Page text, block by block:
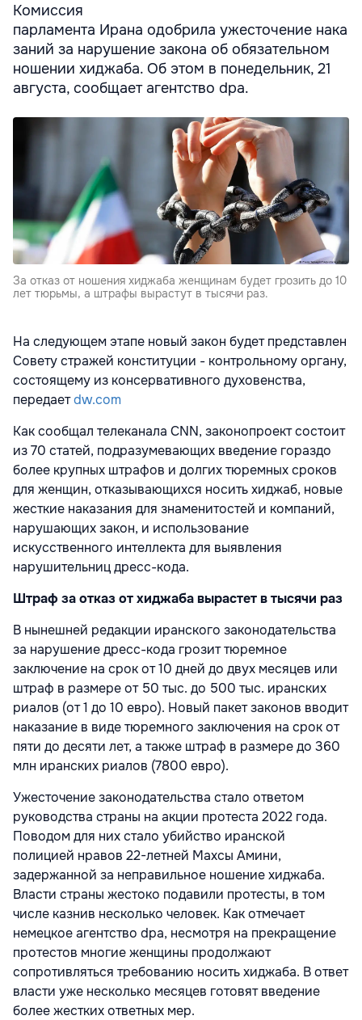
Комиссия
парламента Ирана одобрила ужесточение нака
заний за нарушение закона об обязательном
ношении хиджаба. Об этом в понедельник, 21
августа, сообщает агентство dpa.
За отказ от ношения хиджаба женщинам будет грозить до 10
лет тюрьмы, а штрафы вырастут в тысячи раз.
На следующем этапе новый закон будет представлен
Совету стражей конституции - контрольному органу,
состоящему из консервативного духовенства,
передаетdw.com
Как сообщал телеканала CNN, законопроект состоит
из 70 статей, подразумевающих введение гораздо
более крупных штрафов и долгих тюремных сроков
для женщин, отказывающихся носить хиджаб, новые
жесткие наказания для знаменитостей и компаний,
нарушающих закон, и использование
искусственного интеллекта для выявления
нарушительниц дресс-кода.
Штраф за отказ от хиджаба вырастет в тысячи раз
В нынешней редакции иранского законодательства
за нарушение дресс-кода грозит тюремное
заключение на срок от 10 дней до двух месяцев или
штраф в размере от 50 тыс. до 500 тыс. иранских
риалов (от 1 до 10 евро). Новый пакет законов вводит
наказание в виде тюремного заключения на срок от
пяти до десяти лет, а также штраф в размере до 360
млн иранских риалов (7800 евро).
Ужесточение законодательства стало ответом
руководства страны на акции протеста 2022 года.
Поводом для них стало убийство иранской
полицией нравов 22-летней Махсы Амини,
задержанной за неправильное ношение хиджаба.
Власти страны жестоко подавили протесты, в том
числе казнив несколько человек. Как отмечает
немецкое агентство dpa, несмотря на прекращение
протестов многие женщины продолжают
сопротивляться требованию носить хиджаба. В ответ
власти уже несколько месяцев готовят введение
более жестких ответных мер.